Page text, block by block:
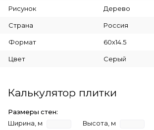
Рисунок Дерево
Страна Россия
Формат 60x14.5
Цвет Серый
Калькулятор плитки
Размеры стен:
Ширина, м
Высота, м